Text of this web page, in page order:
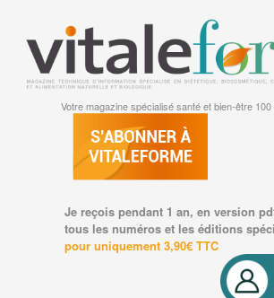
Votre magazine spécialisé santé et bien-être
Je reçois pendant 1 an, en version
tous les numéros et les éditions
pour uniquement 3,90€ TTC